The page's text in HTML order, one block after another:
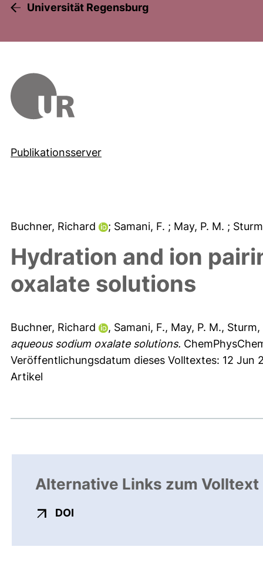
Universität Regensburg
Publikationsserver
Buchner, Richard ; Samani, F. ; May, P. M. ;
Hydration and ion
oxalate solutions
Buchner, Richard , Samani, F., May, P. M., Sturm,
aqueous sodium oxalate solutions.
Veröffentlichungsdatum dieses Volltextes: 12 Jun
Artikel
Alternative Links zum Volltext
DOI